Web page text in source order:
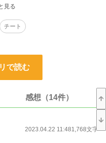
頑張ってるのに」
されてしまった治癒使いのラウル。
われ、そこで認められることにな
？」
チート
で読む
感想（14件）
2023.04.22 11:481,768文字